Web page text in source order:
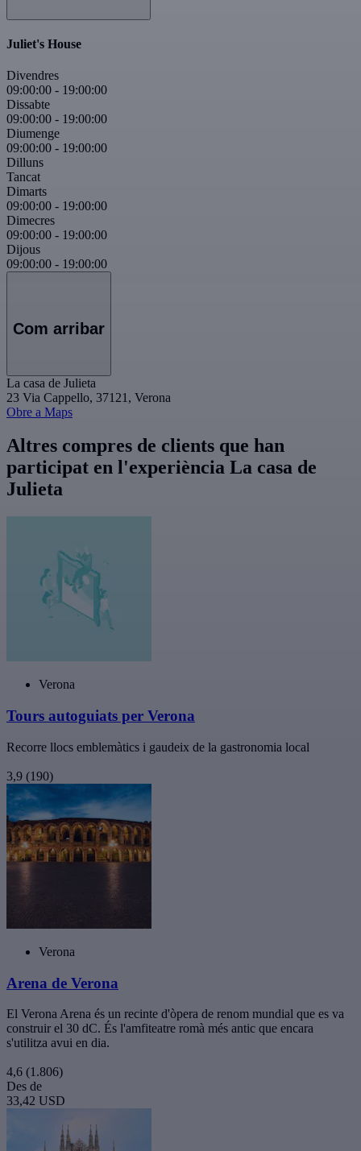
Juliet's House
Divendres
09:00:00 - 19:00:00
Dissabte
09:00:00 - 19:00:00
Diumenge
09:00:00 - 19:00:00
Dilluns
Tancat
Dimarts
09:00:00 - 19:00:00
Dimecres
09:00:00 - 19:00:00
Dijous
09:00:00 - 19:00:00
Com arribar
La casa de Julieta
23 Via Cappello, 37121, Verona
Obre a Maps
Altres compres de clients que han
participat en l'experiència La casa de
Julieta
Verona
Tours autoguiats per Verona
Recorre llocs emblemàtics i gaudeix de la gastronomia local
3,9 (190)
Verona
Arena de Verona
El Verona Arena és un recinte d'òpera de renom mundial que es va
construir el 30 dC. És l'amfiteatre romà més antic que encara
s'utilitza avui en dia.
4,6 (1.806)
Des de
33,42 USD